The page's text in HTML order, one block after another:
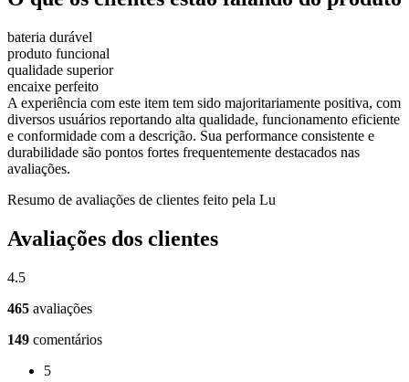
bateria durável
produto funcional
qualidade superior
encaixe perfeito
A experiência com este item tem sido majoritariamente positiva, com
diversos usuários reportando alta qualidade, funcionamento eficiente
e conformidade com a descrição. Sua performance consistente e
durabilidade são pontos fortes frequentemente destacados nas
avaliações.
Resumo de avaliações de clientes feito pela Lu
Avaliações dos clientes
4.5
465 avaliações
149 comentários
5